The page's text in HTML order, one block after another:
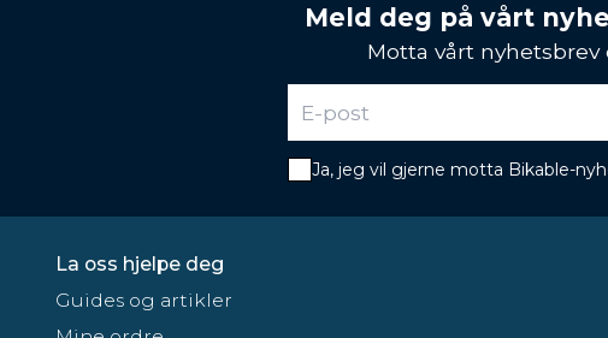
Meld deg på vårt
Motta vårt
Ja, jeg vil gjerne motta Bikable-
La oss hjelpe deg
Guides og artikler